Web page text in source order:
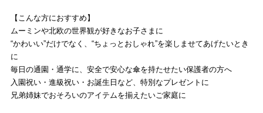
【こんな方におすすめ】
ムーミンや北欧の世界観が好きなお子さまに
“かわいい”だけでなく、“ちょっとおしゃれ”を楽しませてあげたいとき
に
毎日の通園・通学に、安全で安心な傘を持たせたい保護者の方へ
入園祝い・進級祝い・お誕生日など、特別なプレゼントに
兄弟姉妹でおそろいのアイテムを揃えたいご家庭に